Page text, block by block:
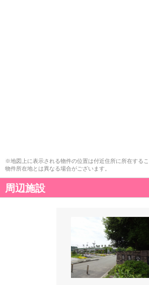
※地図上に表示される物件の位置は付近住所に所在する
物件所在地とは異なる場合がございます。
周辺施設